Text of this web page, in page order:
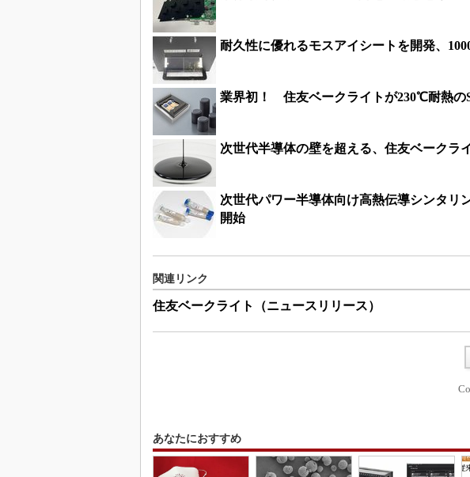
耐久性に優れるモスアイシートを開発、
業界初！ 住友ベークライトが230℃耐熱の
次世代半導体の壁を超える、住友ベークラ
次世代パワー半導体向け高熱伝導シンタリ
開始
関連リンク
住友ベークライト（ニュースリリース）
あなたにおすすめ